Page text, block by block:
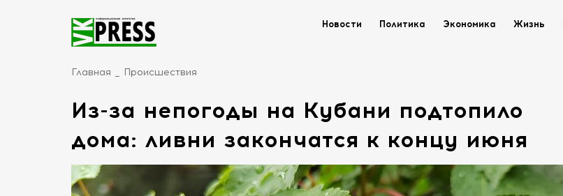
Новости Политика Экономика Жизнь
Главная Происшествия
Из-за непогоды на Кубани подтопило
дома: ливни закончатся к концу июня